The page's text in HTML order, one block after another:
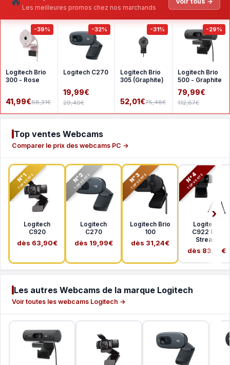
Les meilleures promos chez nos marchands
-39%
Logitech Brio
300 - Rose
41,99€68,31€
-32%
Logitech C270
19,99€
29,40€
-31%
Logitech Brio
305 (Graphite)
52,01€75,48€
-29%
Logitech Brio
500 - Graphite
79,99€
112,67€
Top ventes Webcams
Comparer le prix des webcams PC →
N°1
TOP VENTE
Logitech
C920
dès 63,90€
N°2
TOP VENTE
Logitech
C270
dès 19,99€
N°3
TOP VENTE
Logitech Brio
100
dès 31,24€
N°4
TOP VENTE
Logitech
C922 Pro
Stream
dès 83,51€
Les autres Webcams de la marque Logitech
Voir toutes les webcams Logitech →